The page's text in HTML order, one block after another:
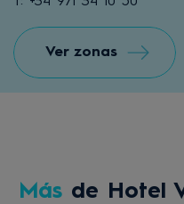
Ver zonas
Más de Hotel